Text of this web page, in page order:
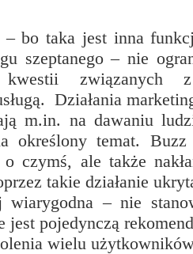
– bo taka jest inna
szeptanego – nie
kwestii związanych
Działania
m.in. na dawaniu
określony temat.
czymś, ale także
takie działanie
wiarygodna – nie
jest pojedynczą
wielu